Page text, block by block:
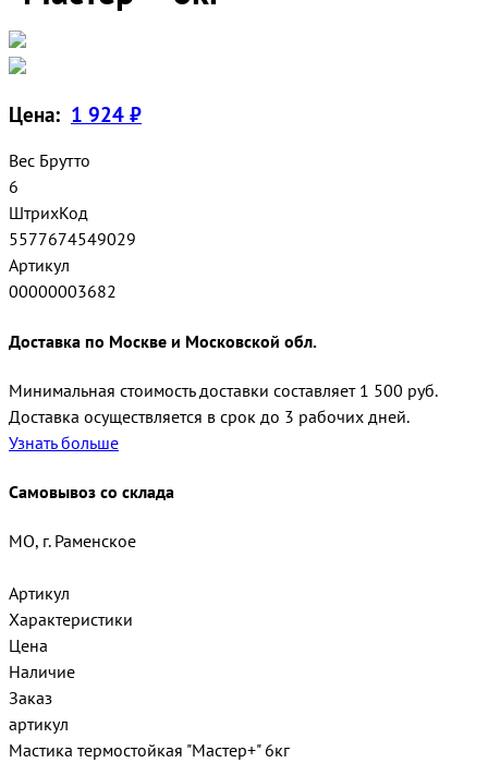
Цена: 1 924 ₽
Вес Брутто
6
ШтрихКод
5577674549029
Артикул
00000003682
Доставка по Москве и Московской обл.
Минимальная стоимость доставки составляет 1 500 руб.
Доставка осуществляется в срок до 3 рабочих дней.
Узнать больше
Самовывоз со склада
МО, г. Раменское
Артикул
Характеристики
Цена
Наличие
Заказ
артикул
Мастика термостойкая "Мастер+" 6кг